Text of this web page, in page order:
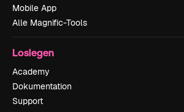
Mobile App
Alle Magnific-Tools
Loslegen
Academy
Dokumentation
Support